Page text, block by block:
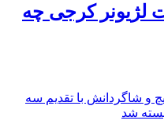
لژیونر کرجی چه